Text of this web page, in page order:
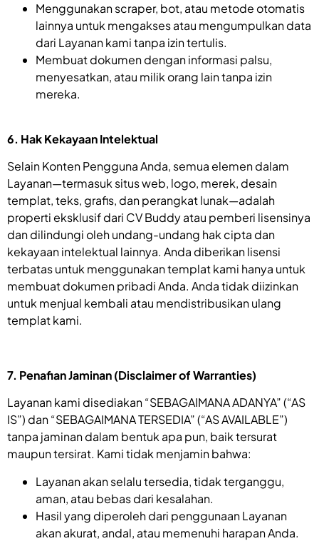
Menggunakan scraper, bot, atau metode otomatis
lainnya untuk mengakses atau mengumpulkan data
dari Layanan kami tanpa izin tertulis.
Membuat dokumen dengan informasi palsu,
menyesatkan, atau milik orang lain tanpa izin
mereka.
6. Hak Kekayaan Intelektual
Selain Konten Pengguna Anda, semua elemen dalam
Layanan—termasuk situs web, logo, merek, desain
templat, teks, grafis, dan perangkat lunak—adalah
properti eksklusif dari CV Buddy atau pemberi lisensinya
dan dilindungi oleh undang-undang hak cipta dan
kekayaan intelektual lainnya. Anda diberikan lisensi
terbatas untuk menggunakan templat kami hanya untuk
membuat dokumen pribadi Anda. Anda tidak diizinkan
untuk menjual kembali atau mendistribusikan ulang
templat kami.
7. Penafian Jaminan (Disclaimer of Warranties)
Layanan kami disediakan “SEBAGAIMANA ADANYA” (“AS
IS”) dan “SEBAGAIMANA TERSEDIA” (“AS AVAILABLE”)
tanpa jaminan dalam bentuk apa pun, baik tersurat
maupun tersirat. Kami tidak menjamin bahwa:
Layanan akan selalu tersedia, tidak terganggu,
aman, atau bebas dari kesalahan.
Hasil yang diperoleh dari penggunaan Layanan
akan akurat, andal, atau memenuhi harapan Anda.